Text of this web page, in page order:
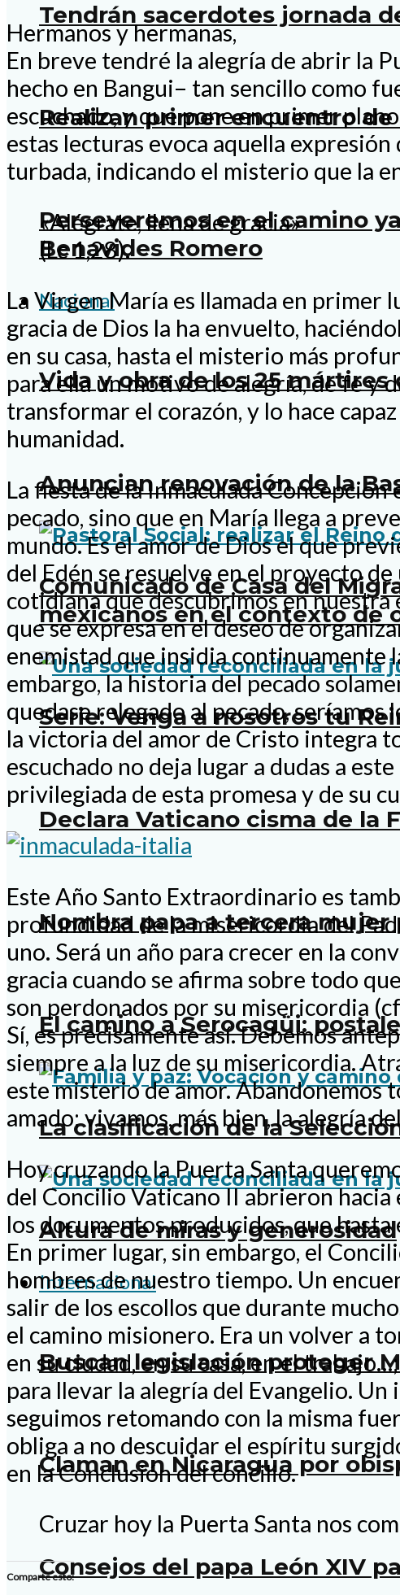
Tendrán sacerdotes jornada
Realizan primer encuentro
Perseveremos en el camino
Benavides Romero
Nacional
Vida y obra de los 25 mártires
Anuncian renovación de la
Comunicado de Casa del
mexicanos en el contexto de
Serie: Venga a nosotros tu
Declara Vaticano cisma de la
Nombra papa a tercera
El camino a Serocagüi:
La clasificación de la
Altura de miras y generosidad
Internacional
Buscan legislación proteger
Claman en Nicaragua por
Consejos del papa León XIV
Hermanos y hermanas,
En breve tendré la alegría de abrir la
hecho en Bangui– tan sencillo como
escuchado, y que pone en primer
estas lecturas evoca aquella
turbada, indicando el misterio que la
«Alégrate, llena de gracia»
(Lc 1,28).
La Virgen María es llamada en primer
gracia de Dios la ha envuelto,
en su casa, hasta el misterio más
para ella un motivo de alegría, de fe y
transformar el corazón, y lo hace
humanidad.
La fiesta de la Inmaculada
pecado, sino que en María llega a
mundo. Es el amor de Dios el que
del Edén se resuelve en el proyecto
cotidiana que descubrimos en
que se expresa en el deseo de
enemistad que insidia continuamente
embargo, la historia del pecado
quedase relegado al pecado,
la victoria del amor de Cristo integra
escuchado no deja lugar a dudas a
privilegiada de esta promesa y de su
Este Año Santo Extraordinario es
profundidad de la misericordia del
uno. Será un año para crecer en la
gracia cuando se afirma sobre todo
son perdonados por su misericordia
Sí, es precisamente así. Debemos
siempre a la luz de su misericordia.
este misterio de amor. Abandonemos
amado; vivamos, más bien, la alegría
Hoy cruzando la Puerta Santa
del Concilio Vaticano II abrieron hacia
los documentos producidos, que
En primer lugar, sin embargo, el
hombres de nuestro tiempo. Un
salir de los escollos que durante
el camino misionero. Era un volver a
en su ciudad, en su casa, en el
para llevar la alegría del Evangelio.
seguimos retomando con la misma
obliga a no descuidar el espíritu
en la Conclusión del concilio.
Cruzar hoy la Puerta Santa nos
Comparte esto: